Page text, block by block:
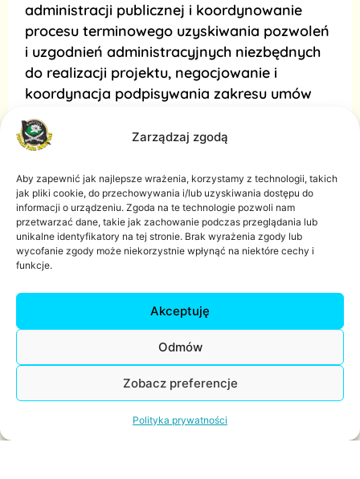
Zarządzaj zgodą
Aby zapewnić jak najlepsze wrażenia, korzystamy z technologii, takich
jak pliki cookie, do przechowywania i/lub uzyskiwania dostępu do
informacji o urządzeniu. Zgoda na te technologie pozwoli nam
przetwarzać dane, takie jak zachowanie podczas przeglądania lub
unikalne identyfikatory na tej stronie. Brak wyrażenia zgody lub
wycofanie zgody może niekorzystnie wpłynąć na niektóre cechy i
funkcje.
Akceptuję
Odmów
Zobacz preferencje
Polityka prywatności
administracji publicznej i koordynowanie
procesu terminowego uzyskiwania pozwoleń
i uzgodnień administracyjnych niezbędnych
do realizacji projektu, negocjowanie i
koordynacja podpisywania zakresu umów
utrzymywanie i rozwijanie relacji z
klientami/inwestorami.